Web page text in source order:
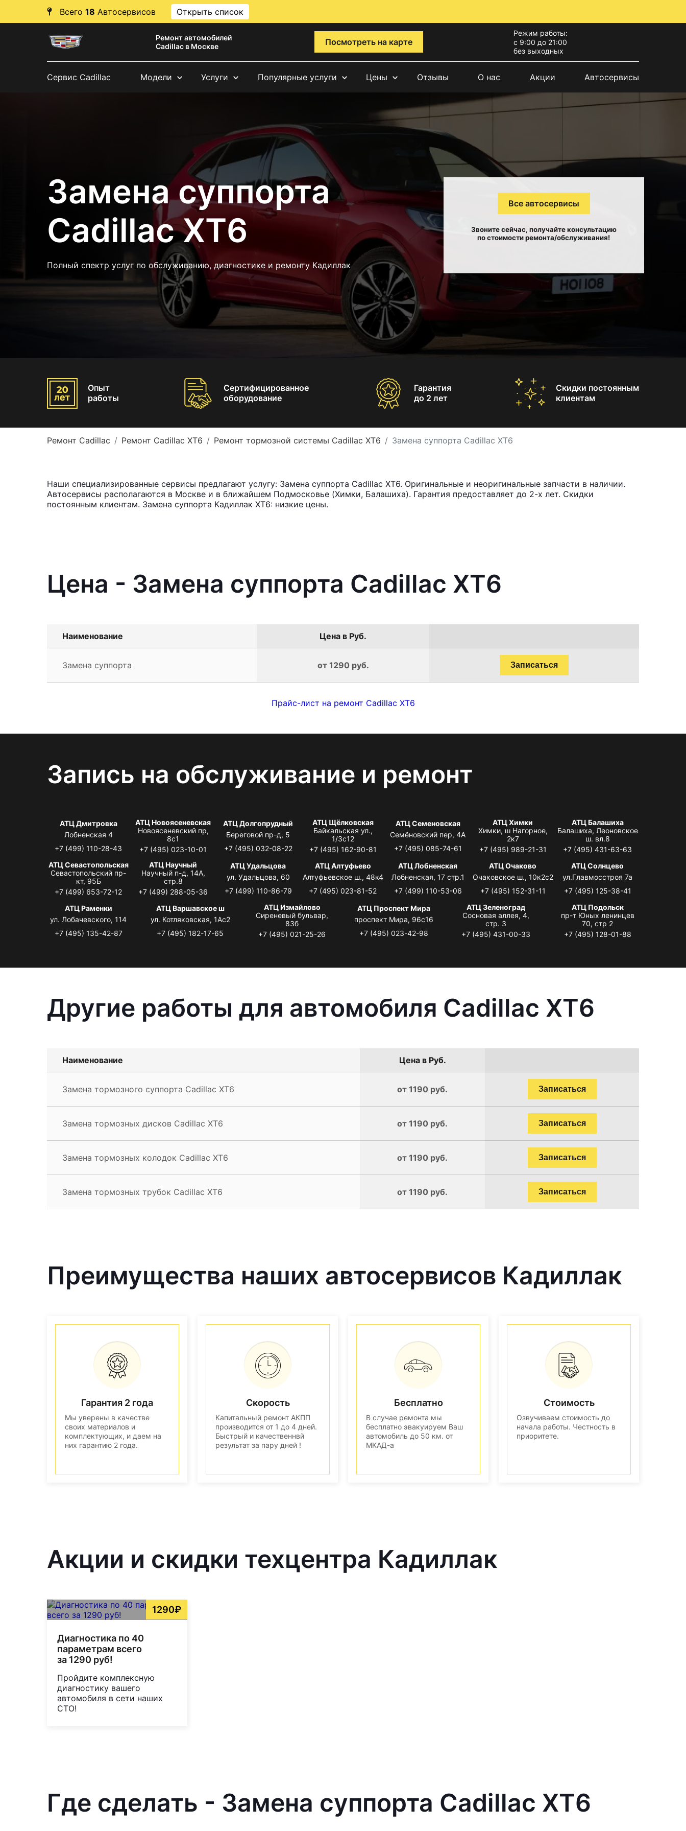
Всего 18 Автосервисов Открыть список
Ремонт автомобилей
Cadillac в Москве
Посмотреть на карте
Режим работы:
с 9:00 до 21:00
без выходных
Сервис Cadillac Модели Услуги Популярные услуги Цены Отзывы О нас Акции Автосервисы
Замена суппорта
Cadillac XT6
Полный спектр услуг по обслуживанию, диагностике и ремонту Кадиллак
Все автосервисы
Звоните сейчас, получайте консультацию
по стоимости ремонта/обслуживания!
Опыт
работы
Сертифицированное
оборудование
Гарантия
до 2 лет
Скидки постоянным
клиентам
Ремонт Cadillac Ремонт Cadillac XT6 Ремонт тормозной системы Cadillac XT6 Замена суппорта Cadillac XT6
Наши специализированные сервисы предлагают услугу: Замена суппорта Cadillac XT6. Оригинальные и неоригинальные запчасти в наличии.
Автосервисы располагаются в Москве и в ближайшем Подмосковье (Химки, Балашиха). Гарантия предоставляет до 2-х лет. Скидки
постоянным клиентам. Замена суппорта Кадиллак ХТ6: низкие цены.
Цена - Замена суппорта Cadillac XT6
Наименование Цена в Руб.
Замена суппорта от 1290 руб. Записаться
Прайс-лист на ремонт Cadillac XT6
Запись на обслуживание и ремонт
АТЦ Дмитровка
Лобненская 4
+7 (499) 110-28-43
АТЦ Новоясеневская
Новоясеневский пр,
8с1
+7 (495) 023-10-01
АТЦ Долгопрудный
Береговой пр-д, 5
+7 (495) 032-08-22
АТЦ Щёлковская
Байкальская ул.,
1/3с12
+7 (495) 162-90-81
АТЦ Семеновская
Семёновский пер, 4А
+7 (495) 085-74-61
АТЦ Химки
Химки, ш Нагорное,
2к7
+7 (495) 989-21-31
АТЦ Балашиха
Балашиха, Леоновское
ш. вл.8
+7 (495) 431-63-63
АТЦ Севастопольская
Севастопольский пр-
кт, 95Б
+7 (499) 653-72-12
АТЦ Научный
Научный п-д, 14А,
стр.8
+7 (499) 288-05-36
АТЦ Удальцова
ул. Удальцова, 60
+7 (499) 110-86-79
АТЦ Алтуфьево
Алтуфьевское ш., 48к4
+7 (495) 023-81-52
АТЦ Лобненская
Лобненская, 17 стр.1
+7 (499) 110-53-06
АТЦ Очаково
Очаковское ш., 10к2с2
+7 (495) 152-31-11
АТЦ Солнцево
ул.Главмосстроя 7а
+7 (495) 125-38-41
АТЦ Раменки
ул. Лобачевского, 114
+7 (495) 135-42-87
АТЦ Варшавское ш
ул. Котляковская, 1Ас2
+7 (495) 182-17-65
АТЦ Измайлово
Сиреневый бульвар,
83б
+7 (495) 021-25-26
АТЦ Проспект Мира
проспект Мира, 96с16
+7 (495) 023-42-98
АТЦ Зеленоград
Сосновая аллея, 4,
стр. 3
+7 (495) 431-00-33
АТЦ Подольск
пр-т Юных ленинцев
70, стр 2
+7 (495) 128-01-88
Другие работы для автомобиля Cadillac XT6
Наименование Цена в Руб.
Замена тормозного суппорта Cadillac XT6 от 1190 руб. Записаться
Замена тормозных дисков Cadillac XT6 от 1190 руб. Записаться
Замена тормозных колодок Cadillac XT6 от 1190 руб. Записаться
Замена тормозных трубок Cadillac XT6 от 1190 руб. Записаться
Преимущества наших автосервисов Кадиллак
Гарантия 2 года
Мы уверены в качестве
своих материалов и
комплектующих, и даем на
них гарантию 2 года.
Скорость
Капитальный ремонт АКПП
производится от 1 до 4 дней.
Быстрый и качественнвй
результат за пару дней !
Бесплатно
В случае ремонта мы
бесплатно эвакуируем Ваш
автомобиль до 50 км. от
МКАД-а
Стоимость
Озвучиваем стоимость до
начала работы. Честность в
приоритете.
Акции и скидки техцентра Кадиллак
1290₽
Диагностика по 40
параметрам всего
за 1290 руб!
Пройдите комплексную
диагностику вашего
автомобиля в сети наших
СТО!
Где сделать - Замена суппорта Cadillac XT6